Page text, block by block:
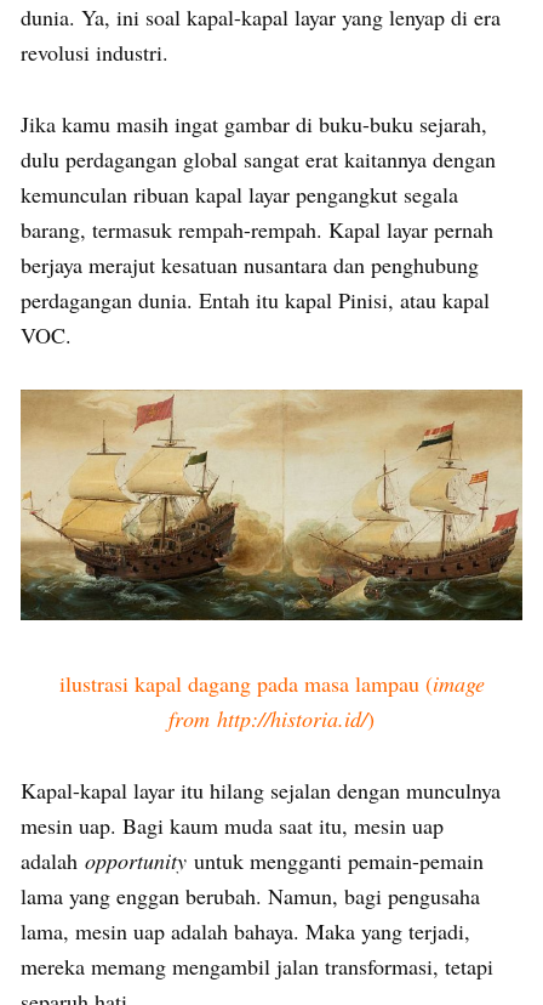
dunia. Ya, ini soal kapal-kapal layar yang lenyap di era
revolusi industri.
Jika kamu masih ingat gambar di buku-buku sejarah,
dulu perdagangan global sangat erat kaitannya dengan
kemunculan ribuan kapal layar pengangkut segala
barang, termasuk rempah-rempah. Kapal layar pernah
berjaya merajut kesatuan nusantara dan penghubung
perdagangan dunia. Entah itu kapal Pinisi, atau kapal
VOC.
ilustrasi kapal dagang pada masa lampau (image
from http://historia.id/)
Kapal-kapal layar itu hilang sejalan dengan munculnya
mesin uap. Bagi kaum muda saat itu, mesin uap
adalah opportunity untuk mengganti pemain-pemain
lama yang enggan berubah. Namun, bagi pengusaha
lama, mesin uap adalah bahaya. Maka yang terjadi,
mereka memang mengambil jalan transformasi, tetapi